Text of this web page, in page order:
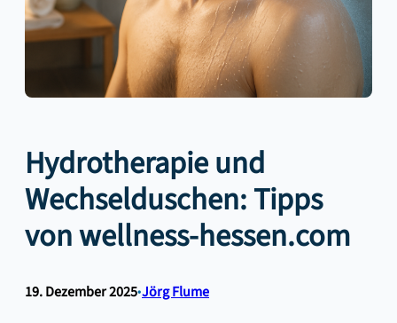
Hydrotherapie und
Wechselduschen: Tipps
von wellness-hessen.com
19. Dezember 2025•Jörg Flume